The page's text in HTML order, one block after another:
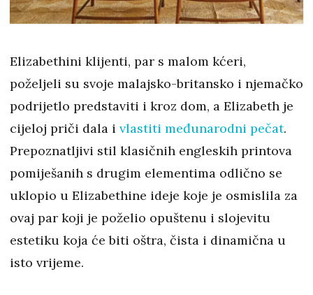
Elizabethini klijenti, par s malom kćeri,
poželjeli su svoje malajsko-britansko i njemačko
podrijetlo predstaviti i kroz dom, a Elizabeth je
cijeloj priči dala i vlastiti međunarodni pečat.
Prepoznatljivi stil klasičnih engleskih printova
pomiješanih s drugim elementima odlično se
uklopio u Elizabethine ideje koje je osmislila za
ovaj par koji je poželio opuštenu i slojevitu
estetiku koja će biti oštra, čista i dinamična u
isto vrijeme.